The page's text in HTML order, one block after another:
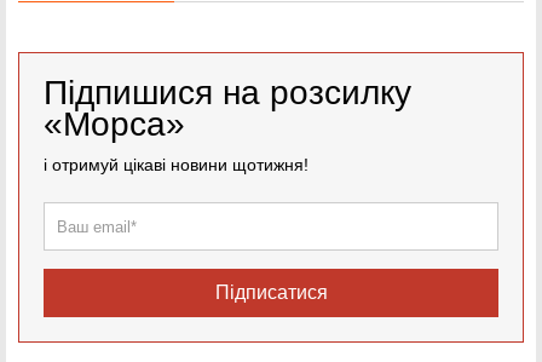
Підпишися на розсилку
«Морса»
і отримуй цікаві новини щотижня!
Підписатися